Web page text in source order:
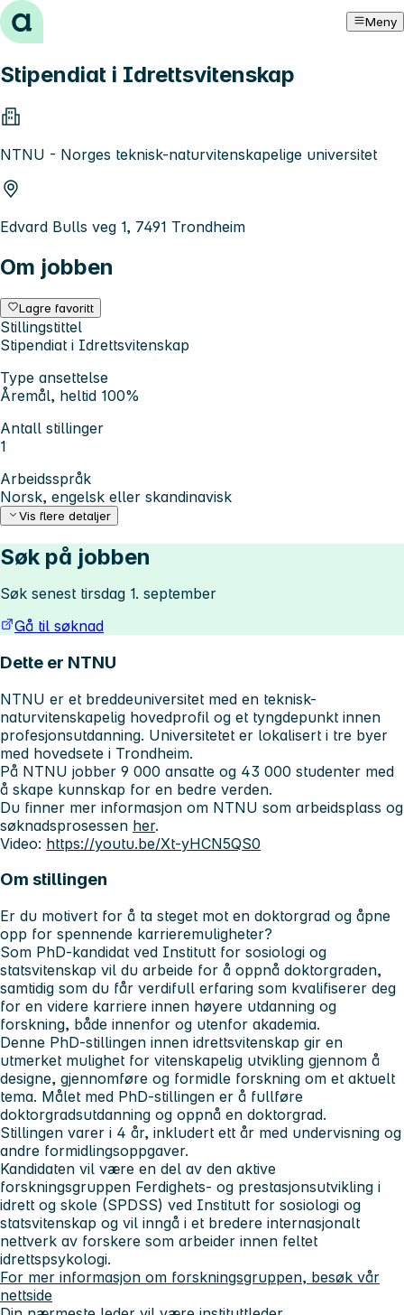
Hopp til innhold Meny
Stipendiat i Idrettsvitenskap
NTNU - Norges teknisk-naturvitenskapelige universitet
Edvard Bulls veg 1, 7491 Trondheim
Om jobben
Lagre favoritt
Stillingstittel
Stipendiat i Idrettsvitenskap
Type ansettelse
Åremål, heltid 100%
Antall stillinger
1
Arbeidsspråk
Norsk, engelsk eller skandinavisk
Vis flere detaljer
Søk på jobben
Søk senest tirsdag 1. september
Gå til søknad
Dette er NTNU
NTNU er et breddeuniversitet med en teknisk-
naturvitenskapelig hovedprofil og et tyngdepunkt innen
profesjonsutdanning. Universitetet er lokalisert i tre byer
med hovedsete i Trondheim.
På NTNU jobber 9 000 ansatte og 43 000 studenter med
å skape kunnskap for en bedre verden.
Du finner mer informasjon om NTNU som arbeidsplass og
søknadsprosessen her.
Video: https://youtu.be/Xt-yHCN5QS0
Om stillingen
Er du motivert for å ta steget mot en doktorgrad og åpne
opp for spennende karrieremuligheter?
Som PhD-kandidat ved Institutt for sosiologi og
statsvitenskap vil du arbeide for å oppnå doktorgraden,
samtidig som du får verdifull erfaring som kvalifiserer deg
for en videre karriere innen høyere utdanning og
forskning, både innenfor og utenfor akademia.
Denne PhD-stillingen innen idrettsvitenskap gir en
utmerket mulighet for vitenskapelig utvikling gjennom å
designe, gjennomføre og formidle forskning om et aktuelt
tema. Målet med PhD-stillingen er å fullføre
doktorgradsutdanning og oppnå en doktorgrad.
Stillingen varer i 4 år, inkludert ett år med undervisning og
andre formidlingsoppgaver.
Kandidaten vil være en del av den aktive
forskningsgruppen Ferdighets- og prestasjonsutvikling i
idrett og skole (SPDSS) ved Institutt for sosiologi og
statsvitenskap og vil inngå i et bredere internasjonalt
nettverk av forskere som arbeider innen feltet
idrettspsykologi.
For mer informasjon om forskningsgruppen, besøk vår
nettside